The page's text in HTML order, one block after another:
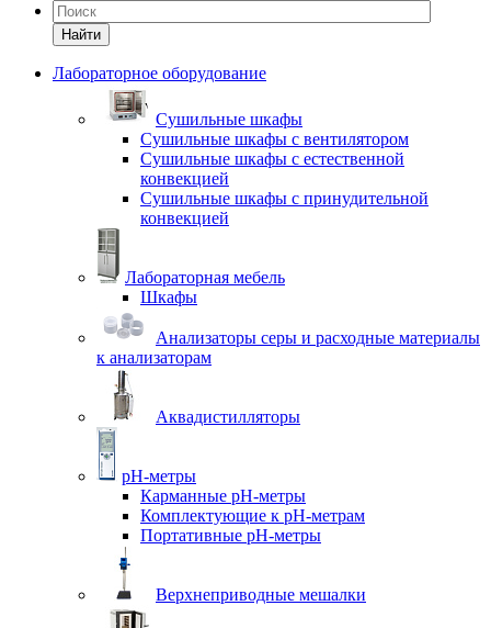
Найти
Лабораторное оборудование
Cушильные шкафы
Сушильные шкафы с вентилятором
Сушильные шкафы с естественной
конвекцией
Сушильные шкафы с принудительной
конвекцией
Лабораторная мебель
Шкафы
Анализаторы серы и расходные материалы
к анализаторам
Аквадистилляторы
pH-метры
Карманные pH-метры
Комплектующие к pH-метрам
Портативные pH-метры
Верхнеприводные мешалки